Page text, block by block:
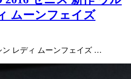
ムーンフェイズ
ン レディ ムーンフェイズ …